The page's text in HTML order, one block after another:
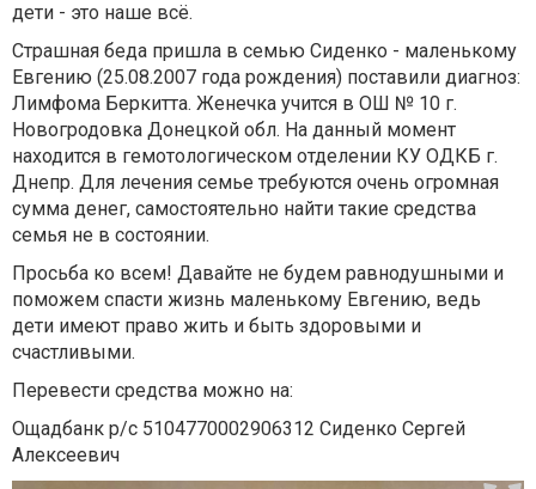
дети - это наше всё.
Страшная беда пришла в семью Сиденко - маленькому
Евгению (25.08.2007 года рождения) поставили диагноз:
Лимфома Беркитта. Женечка учится в ОШ № 10 г.
Новогродовка Донецкой обл. На данный момент
находится в гемотологическом отделении КУ ОДКБ г.
Днепр. Для лечения семье требуются очень огромная
сумма денег, самостоятельно найти такие средства
семья не в состоянии.
Просьба ко всем! Давайте не будем равнодушными и
поможем спасти жизнь маленькому Евгению, ведь
дети имеют право жить и быть здоровыми и
счастливыми.
Перевести средства можно на:
Ощадбанк р/с 5104770002906312 Сиденко Сергей
Алексеевич